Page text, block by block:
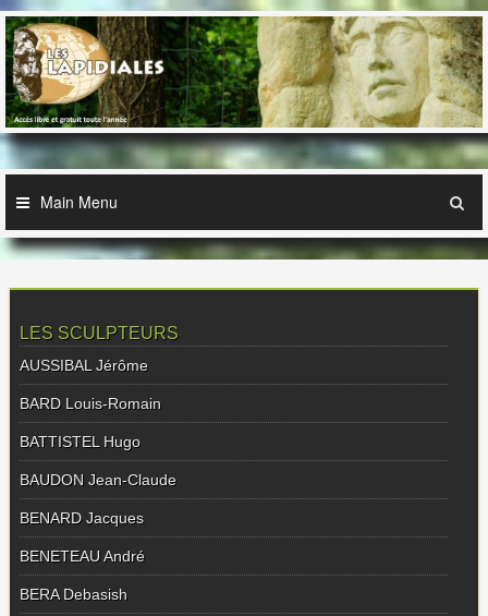
Skip
to
content
Main Menu
LES SCULPTEURS
AUSSIBAL Jérôme
BARD Louis-Romain
BATTISTEL Hugo
BAUDON Jean-Claude
BENARD Jacques
BENETEAU André
BERA Debasish